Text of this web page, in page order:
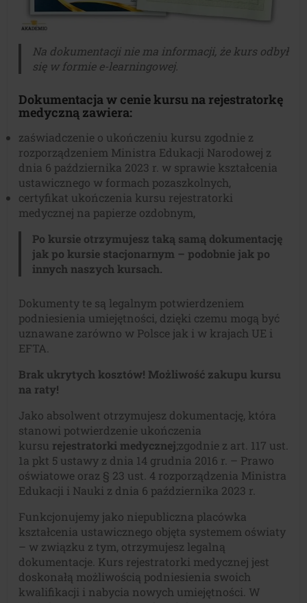
Na dokumentacji nie ma informacji, że kurs odbył
się w formie e-learningowej.
Dokumentacja w cenie kursu na rejestratorkę
medyczną zawiera:
zaświadczenie o ukończeniu kursu zgodnie z
rozporządzeniem Ministra Edukacji Narodowej z
dnia 6 października 2023 r. w sprawie kształcenia
ustawicznego w formach pozaszkolnych,
certyfikat ukończenia kursu rejestratorki
medycznej na papierze ozdobnym,
Po kursie otrzymujesz taką samą dokumentację
jak po kursie stacjonarnym – podobnie jak po
innych naszych kursach.
Dokumenty te są legalnym potwierdzeniem
podniesienia umiejętności, dzięki czemu mogą być
uznawane zarówno w Polsce jak i w krajach UE i
EFTA.
Brak ukrytych kosztów! Możliwość zakupu kursu
na raty!
Jako absolwent otrzymujesz dokumentację, która
stanowi potwierdzenie ukończenia
kursu rejestratorki medycznej;zgodnie z art. 117 ust.
1a pkt 5 ustawy z dnia 14 grudnia 2016 r. – Prawo
oświatowe oraz § 23 ust. 4 rozporządzenia Ministra
Edukacji i Nauki z dnia 6 października 2023 r.
Funkcjonujemy jako niepubliczna placówka
kształcenia ustawicznego objęta systemem oświaty
– w związku z tym, otrzymujesz legalną
dokumentacje. Kurs rejestratorki medycznej jest
doskonałą możliwością podniesienia swoich
kwalifikacji i nabycia nowych umiejętności. W